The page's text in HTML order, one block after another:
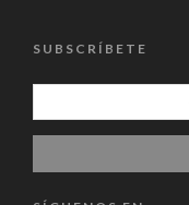
SUBSCRÍBETE